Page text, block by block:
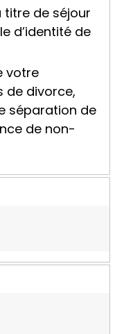
titre de séjour
d’identité de
votre
de divorce,
séparation de
de non-